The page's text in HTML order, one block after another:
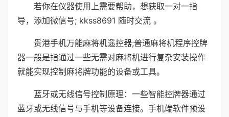
若你在仪器使用上需要帮助，想获取一对一指
导，添加微信号; kkss8691 随时交流 。
贵港手机万能麻将机遥控器;普通麻将机程序控牌
器一般是指通过一些无需对麻将机进行复杂安装操作
就能实现控制麻将牌功能的设备或工具。
蓝牙或无线信号控制原理：一些智能控牌器通过
蓝牙或无线信号与手机等设备连接。手机端软件预设